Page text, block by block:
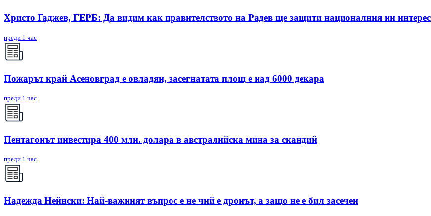
Христо Гаджев, ГЕРБ: Да видим как правителството на Радев ще защити националния ни интерес
преди 1 час
Пожарът край Асеновград е овладян, засегнатата площ е над 6000 декара
преди 1 час
Пентагонът инвестира 400 млн. долара в австралийска мина за скандий
преди 1 час
Надежда Нейнски: Най-важният въпрос е не чий е дронът, а защо не е бил засечен